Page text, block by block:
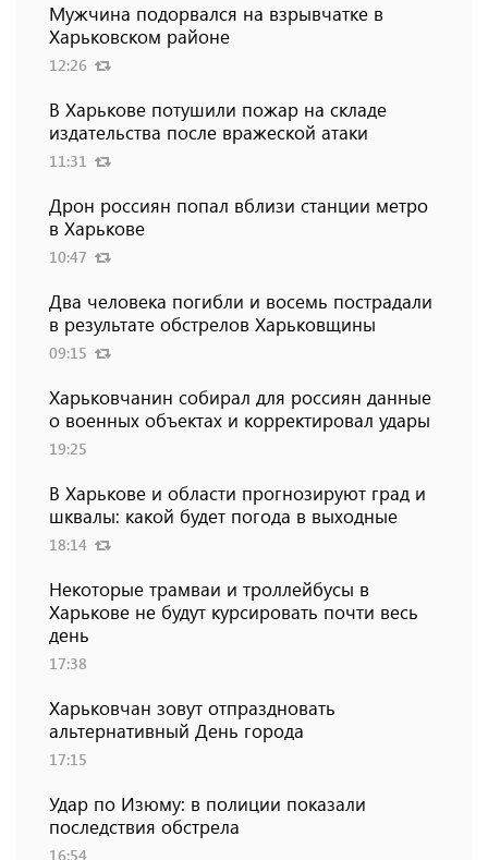
Мужчина подорвался на взрывчатке в
Харьковском районе
12:26
В Харькове потушили пожар на складе
издательства после вражеской атаки
11:31
Дрон россиян попал вблизи станции метро
в Харькове
10:47
Два человека погибли и восемь пострадали
в результате обстрелов Харьковщины
09:15
Харьковчанин собирал для россиян данные
о военных объектах и ​​корректировал удары
19:25
В Харькове и области прогнозируют град и
шквалы: какой будет погода в выходные
18:14
Некоторые трамваи и троллейбусы в
Харькове не будут курсировать почти весь
день
17:38
Харьковчан зовут отпраздновать
альтернативный День города
17:15
Удар по Изюму: в полиции показали
последствия обстрела
16:54